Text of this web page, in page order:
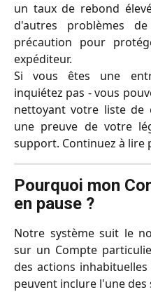
un taux de rebond
d'autres problèmes
précaution pour
expéditeur.
Si vous êtes une
inquiétez pas - vous
nettoyant votre liste de
une preuve de votre
support. Continuez à lire
Pourquoi mon
en pause ?
Notre système suit le
sur un Compte
des actions
peuvent inclure l'une des